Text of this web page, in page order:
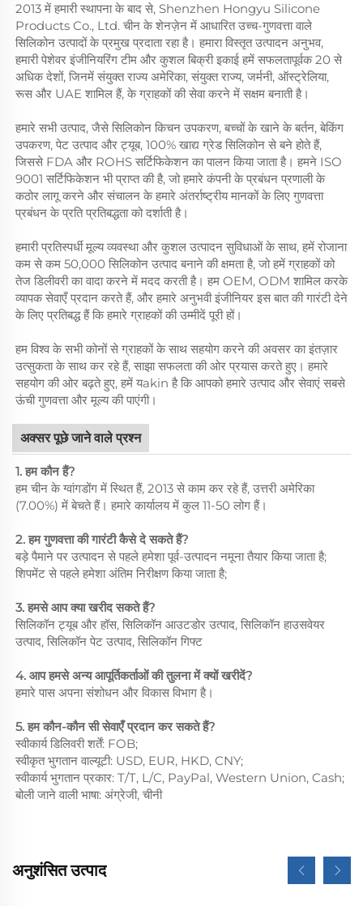
2013 में हमारी स्थापना के बाद से, Shenzhen Hongyu Silicone
Products Co., Ltd. चीन के शेनज़ेन में आधारित उच्च-गुणवत्ता वाले
सिलिकोन उत्पादों के प्रमुख प्रदाता रहा है। हमारा विस्तृत उत्पादन अनुभव,
हमारी पेशेवर इंजीनियरिंग टीम और कुशल बिक्री इकाई हमें सफलतापूर्वक 20 से
अधिक देशों, जिनमें संयुक्त राज्य अमेरिका, संयुक्त राज्य, जर्मनी, ऑस्ट्रेलिया,
रूस और UAE शामिल हैं, के ग्राहकों की सेवा करने में सक्षम बनाती है।
हमारे सभी उत्पाद, जैसे सिलिकोन किचन उपकरण, बच्चों के खाने के बर्तन, बेकिंग
उपकरण, पेट उत्पाद और ट्यूब, 100% खाद्य ग्रेड सिलिकोन से बने होते हैं,
जिससे FDA और ROHS सर्टिफिकेशन का पालन किया जाता है। हमने ISO
9001 सर्टिफिकेशन भी प्राप्त की है, जो हमारे कंपनी के प्रबंधन प्रणाली के
कठोर लागू करने और संचालन के हमारे अंतर्राष्ट्रीय मानकों के लिए गुणवत्ता
प्रबंधन के प्रति प्रतिबद्धता को दर्शाती है।
हमारी प्रतिस्पर्धी मूल्य व्यवस्था और कुशल उत्पादन सुविधाओं के साथ, हमें रोजाना
कम से कम 50,000 सिलिकोन उत्पाद बनाने की क्षमता है, जो हमें ग्राहकों को
तेज डिलीवरी का वादा करने में मदद करती है। हम OEM, ODM शामिल करके
व्यापक सेवाएँ प्रदान करते हैं, और हमारे अनुभवी इंजीनियर इस बात की गारंटी देने
के लिए प्रतिबद्ध हैं कि हमारे ग्राहकों की उम्मीदें पूरी हों।
हम विश्व के सभी कोनों से ग्राहकों के साथ सहयोग करने की अवसर का इंतज़ार
उत्सुकता के साथ कर रहे हैं, साझा सफलता की ओर प्रयास करते हुए। हमारे
सहयोग की ओर बढ़ते हुए, हमें यakin है कि आपको हमारे उत्पाद और सेवाएं सबसे
ऊंची गुणवत्ता और मूल्य की पाएंगी।
अक्सर पूछे जाने वाले प्रश्न
1. हम कौन हैं?
हम चीन के ग्वांगडोंग में स्थित हैं, 2013 से काम कर रहे हैं, उत्तरी अमेरिका
(7.00%) में बेचते हैं। हमारे कार्यालय में कुल 11-50 लोग हैं।
2. हम गुणवत्ता की गारंटी कैसे दे सकते हैं?
बड़े पैमाने पर उत्पादन से पहले हमेशा पूर्व-उत्पादन नमूना तैयार किया जाता है;
शिपमेंट से पहले हमेशा अंतिम निरीक्षण किया जाता है;
3. हमसे आप क्या खरीद सकते हैं?
सिलिकॉन ट्यूब और हॉस, सिलिकॉन आउटडोर उत्पाद, सिलिकॉन हाउसवेयर
उत्पाद, सिलिकॉन पेट उत्पाद, सिलिकॉन गिफ्ट
4. आप हमसे अन्य आपूर्तिकर्ताओं की तुलना में क्यों खरीदें?
हमारे पास अपना संशोधन और विकास विभाग है।
5. हम कौन-कौन सी सेवाएँ प्रदान कर सकते हैं?
स्वीकार्य डिलिवरी शर्तें: FOB;
स्वीकृत भुगतान वाल्यूटी: USD, EUR, HKD, CNY;
स्वीकार्य भुगतान प्रकार: T/T, L/C, PayPal, Western Union, Cash;
बोली जाने वाली भाषा: अंग्रेजी, चीनी
अनुशंसित उत्पाद